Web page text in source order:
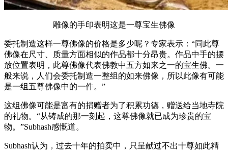
雕像的手印表明这是一尊宝生佛像
委托制造这样一尊佛像的价格是多少呢？专家表示：“同此尊
佛像在尺寸、质量方面相似的作品都十分昂贵。作品中手的摆
放位置表明，此尊佛像代表佛教中五方如来之一的宝生佛。一
般来说，人们会委托制造一整组的如来佛像，所以此像有可能
是一组五尊佛像中的一件。”
这组佛像可能是富有的捐赠者为了积累功德，赠送给当地寺院
的礼物。“从铸成的那一刻起，这尊佛像就已成为珍贵的宝
物。”Subhash感慨道。
Subhash认为，过去十年的拍卖中，只呈献过不出十尊如此精